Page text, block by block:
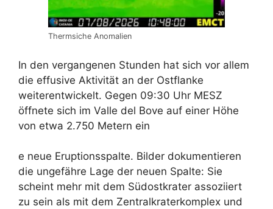
Thermsiche Anomalien
In den vergangenen Stunden hat sich vor allem
die effusive Aktivität an der Ostflanke
weiterentwickelt. Gegen 09:30 Uhr MESZ
öffnete sich im Valle del Bove auf einer Höhe
von etwa 2.750 Metern ein
e neue Eruptionsspalte. Bilder dokumentieren
die ungefähre Lage der neuen Spalte: Sie
scheint mehr mit dem Südostkrater assoziiert
zu sein als mit dem Zentralkraterkomplex und